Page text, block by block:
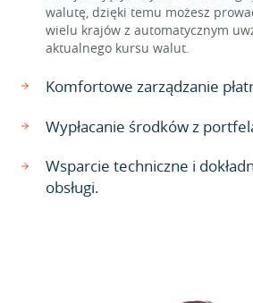
walutę, dzięki temu możesz
wielu krajów z automatycznym
aktualnego kursu walut.
Komfortowe zarządzanie
Wypłacanie środków z
Wsparcie techniczne i
obsługi.